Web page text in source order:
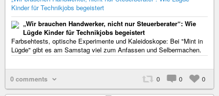
Kinder für Technikjobs begeistert
„Wir brauchen Handwerker, nicht nur Steuerberater“: Wie
Lügde Kinder für Technikjobs begeistert
Farbsehtests, optische Experimente und Kaleidoskope: Bei "Mint in
Lügde" gibt es am Samstag viel zum Anfassen und Selbermachen.
0 comments 0 0 0